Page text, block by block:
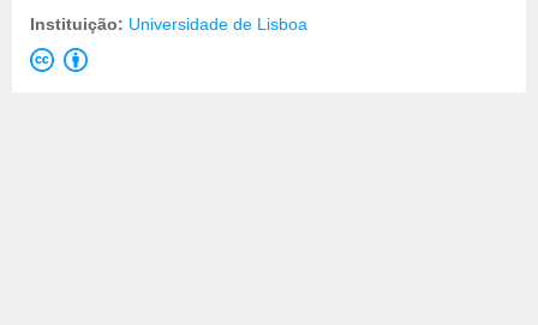
Instituição: Universidade de Lisboa